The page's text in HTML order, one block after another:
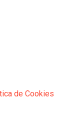
de Cookies